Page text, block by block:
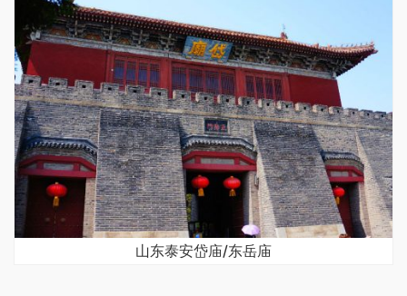
山东泰安岱庙/东岳庙